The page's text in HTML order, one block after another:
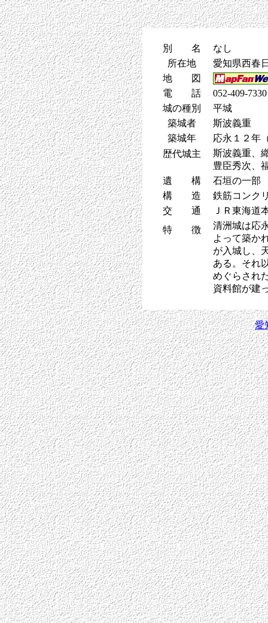
別 名
なし
所在地
愛知県西春
地 図
電 話
052-409-7330
城の種別
平城
築城者
斯波義重
築城年
応永１２年
歴代城主
斯波義重、
豊臣秀次、
遺 構
石垣の一部
構 造
鉄筋コンク
交 通
ＪＲ東海道
特 徴
清洲城は応
よって築か
が入城し、
ある。それ
めぐらされ
資料館が建
愛